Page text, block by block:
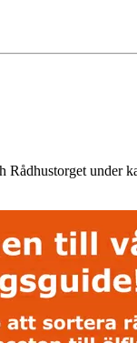
under